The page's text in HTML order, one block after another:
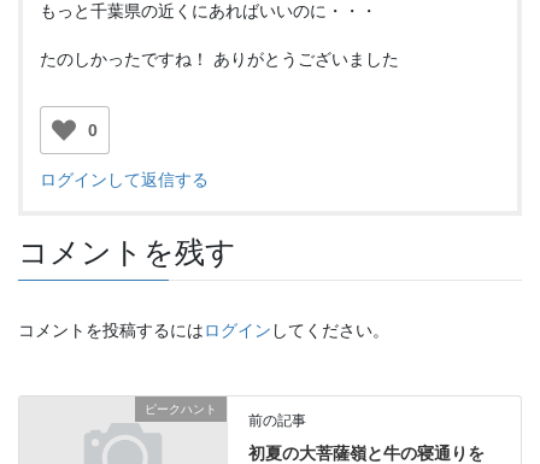
もっと千葉県の近くにあればいいのに・・・
たのしかったですね！ ありがとうございました
0
ログインして返信する
コメントを残す
コメントを投稿するにはログイン してください。
ピークハント
前の記事
初夏の大菩薩嶺と牛の寝通りを